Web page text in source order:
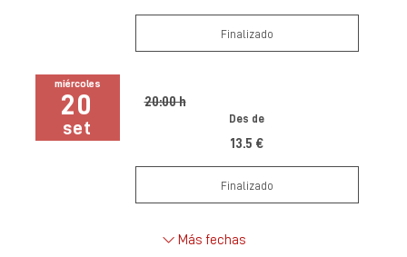
Finalizado
miércoles
20
set
20:00 h
Des de
13.5 €
Finalizado
Más fechas